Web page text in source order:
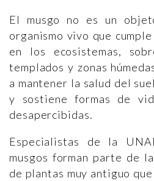
El musgo no es un
organismo vivo que
en los ecosistemas,
templados y zonas
a mantener la salud del
y sostiene formas de
desapercibidas.
Especialistas de la
musgos forman parte de
de plantas muy antiguo